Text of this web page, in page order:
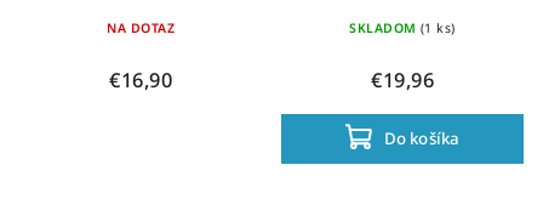
NA DOTAZ
€16,90
SKLADOM (1 ks)
€19,96
Do košíka